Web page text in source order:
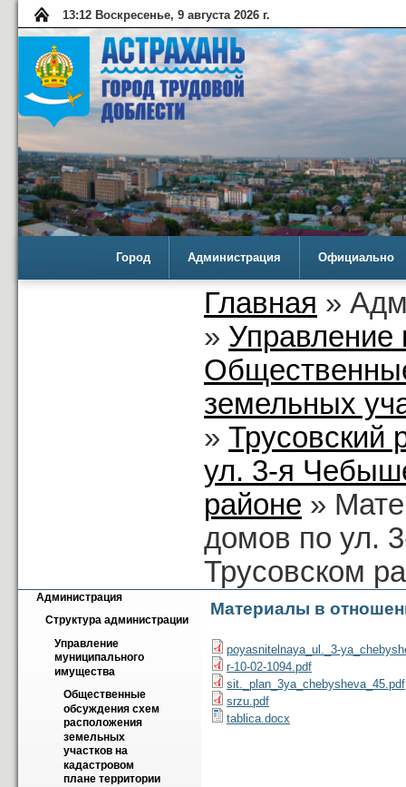
13:12 Воскресенье, 9 августа 2026 г.
Город Администрация Официально
Главная »
» Управление
земельных
» Трусовский
ул. 3-я
районе »
домов по ул.
Трусовском
Администрация
Структура администрации
Управление
муниципального
имущества
Общественные
обсуждения схем
расположения
земельных
участков на
кадастровом
плане территории
Материалы в
poyasnitelnaya_ul._3-
r-10-02-1094.pdf
sit._plan_3ya_chebysheva_45.pdf
srzu.pdf
tablica.docx